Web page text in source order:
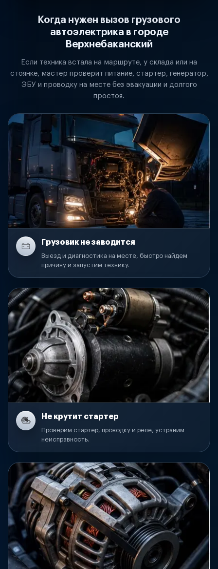
Когда нужен вызов грузового
автоэлектрика в городе
Верхнебаканский
Если техника встала на маршруте, у склада или на
стоянке, мастер проверит питание, стартер, генератор,
ЭБУ и проводку на месте без эвакуации и долгого
простоя.
Грузовик не заводится
Выезд и диагностика на месте, быстро найдем
причину и запустим технику.
Не крутит стартер
Проверим стартер, проводку и реле, устраним
неисправность.